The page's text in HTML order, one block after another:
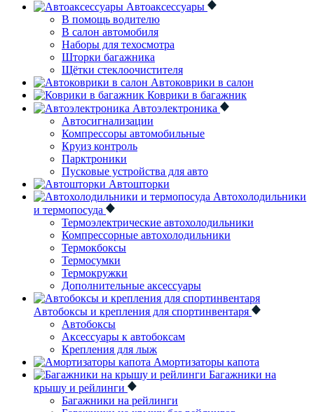
Автоаксессуары
В помощь водителю
В салон автомобиля
Наборы для техосмотра
Шторки багажника
Щётки стеклоочистителя
Автоковрики в салон
Коврики в багажник
Автоэлектроника
Автосигнализации
Компрессоры автомобильные
Круиз контроль
Парктроники
Пусковые устройства для авто
Автошторки
Автохолодильники
и термопосуда
Термоэлектрические автохолодильники
Компрессорные автохолодильники
Термокбоксы
Термосумки
Термокружки
Дополнительные аксессуары
Автобоксы и крепления для спортинвентаря
Автобоксы
Аксессуары к автобоксам
Крепления для лыж
Амортизаторы капота
Багажники на
крышу и рейлинги
Багажники на рейлинги